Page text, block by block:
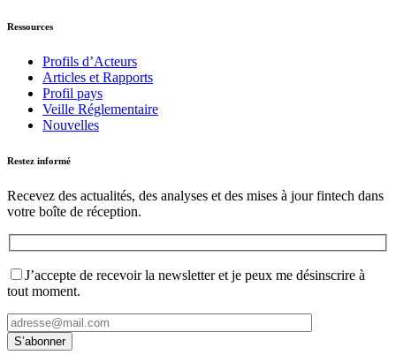
Ressources
Profils d’Acteurs
Articles et Rapports
Profil pays
Veille Réglementaire
Nouvelles
Restez informé
Recevez des actualités, des analyses et des mises à jour fintech dans
votre boîte de réception.
J’accepte de recevoir la newsletter et je peux me désinscrire à
tout moment.